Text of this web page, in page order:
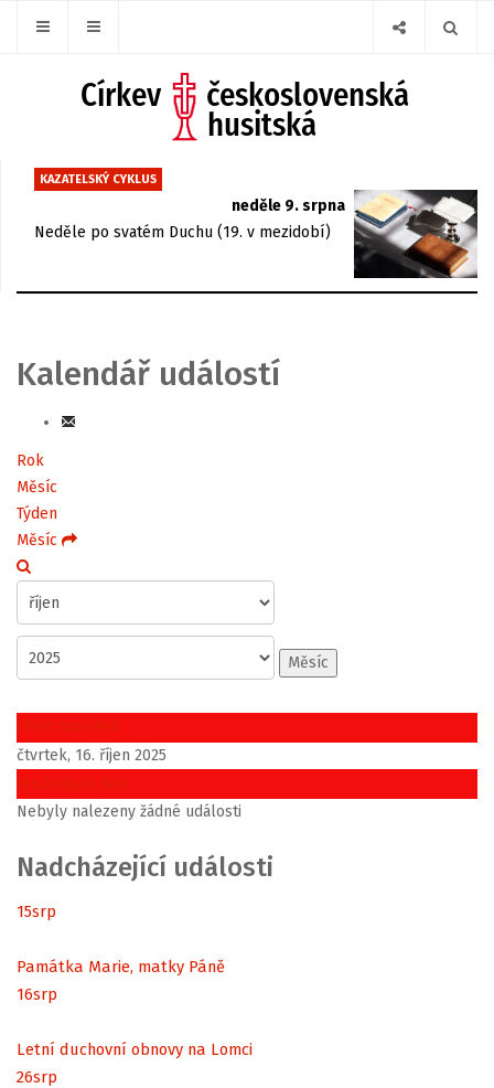
KAZATELSKÝ CYKLUS
neděle 9. srpna
Neděle po svatém Duchu (19. v mezidobí)
Kalendář událostí
Rok
Měsíc
Týden
Měsíc
Měsíc
Předchozí den
čtvrtek, 16. říjen 2025
Následující den
Nebyly nalezeny žádné události
Nadcházející události
15srp
Památka Marie, matky Páně
16srp
Letní duchovní obnovy na Lomci
26srp